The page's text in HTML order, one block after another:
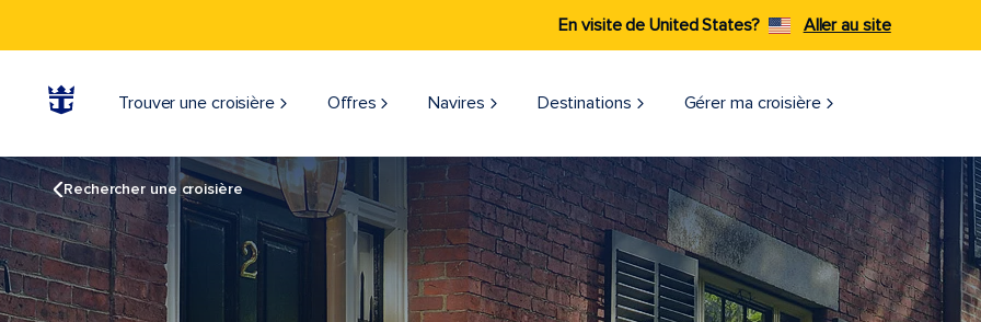
En visite de United States? Aller au site
Trouver une croisière Offres Navires Destinations Gérer ma croisière​
Rechercher une croisière